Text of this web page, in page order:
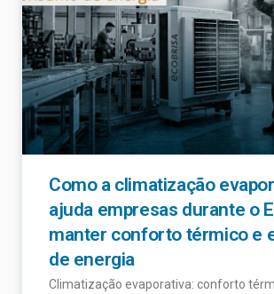
Como a climatização
ajuda empresas durante o
manter conforto térmico e
de energia
Climatização evaporativa: conforto